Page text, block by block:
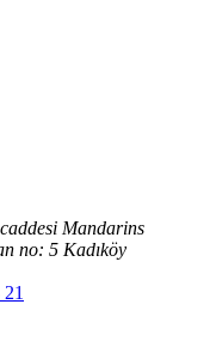
Mandarins
no: 5 Kadıköy